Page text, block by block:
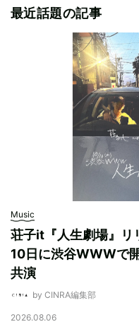
最近話題の記事
Music
荘子it『人生劇場』リ
10日に渋谷WWWで
共演
by CINRA編集部
2026.08.06